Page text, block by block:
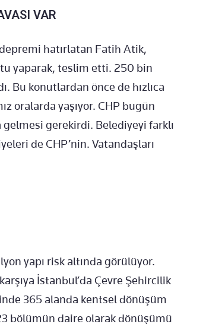
VAR
hatırlatan Fatih Atik,
yaparak, teslim etti. 250 bin
Bu konutlardan önce de hızlıca
oralarda yaşıyor. CHP bugün
gelmesi gerekirdi. Belediyeyi farklı
de CHP’nin. Vatandaşları
yapı risk altında görülüyor.
İstanbul’da Çevre Şehircilik
365 alanda kentsel dönüşüm
bölümün daire olarak dönüşümü